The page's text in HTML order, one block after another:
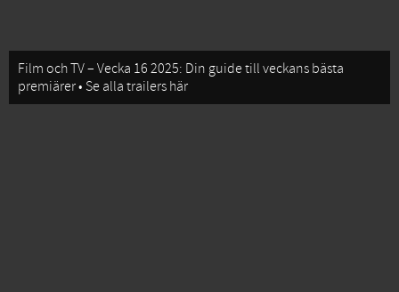
Film och TV – Vecka 16 2025: Din guide till veckans bästa
premiärer • Se alla trailers här